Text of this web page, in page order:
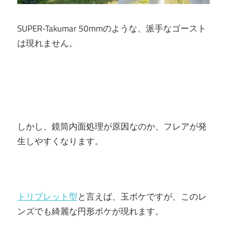
SUPER-Takumar 50mmのような、派手なゴースト
は現れません。
しかし、鏡筒内面処理が原因なのか、フレアが発
生しやすくなります。
トリプレット型と言えば、玉ボケですが、このレ
ンズでも綺麗な円形ボケが現れます。